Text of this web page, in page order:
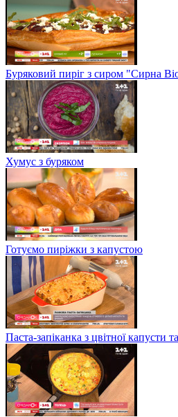
Буряковий пиріг з сиром "Сирна
Хумус з буряком
Готуємо пиріжки з капустою
Паста-запіканка з цвітної капусти